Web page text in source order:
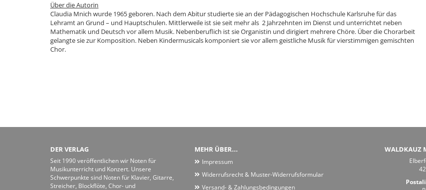
Über die Autorin
Claudia Mnich wurde 1965 geboren. Nach dem Abitur studierte sie an der Pädagogischen Hochschule Karlsruhe für das
Lehramt an Grund – und Hauptschulen. Mittlerweile ist sie seit mehr als 2 Jahrzehnten im Dienst und unterrichtet neben
Mathematik und Deutsch vor allem Musik. Nebenberuflich ist sie Organistin und dirigiert mehrere Chöre. Über die Chorarbeit
gelangte sie zur Komposition. Neben Kindermusicals komponiert sie vor allem geistliche Musik für vierstimmigen gemischten
Chor.
MEHR ÜBER...
Impressum
Widerrufsrecht & Muster-Widerrufsformular
Versand- & Zahlungsbedingungen
WALDKAUZ
DER VERLAG
Seit 1990 veröffentlichen wir Noten für
Musikunterricht und Konzert. Unsere
Schwerpunkte sind Noten für Klavier, Gitarre,
Streicher, Blockflöte, Chor- und